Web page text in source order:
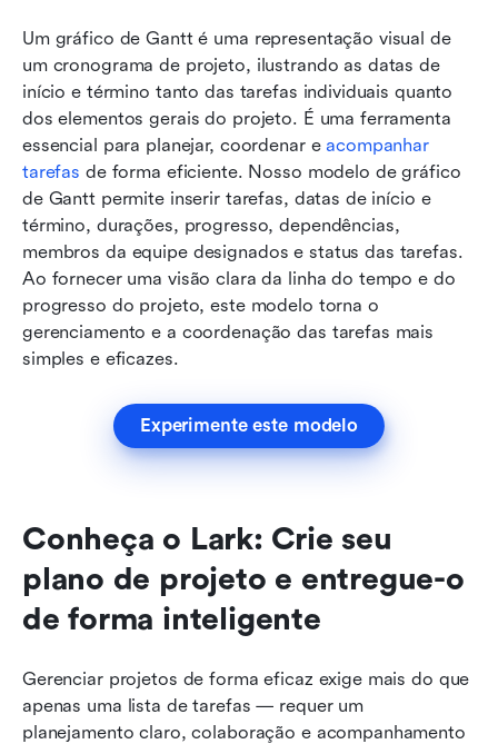
Um gráfico de Gantt é uma representação visual de
um cronograma de projeto, ilustrando as datas de
início e término tanto das tarefas individuais quanto
dos elementos gerais do projeto. É uma ferramenta
essencial para planejar, coordenar e acompanhar
tarefas de forma eficiente. Nosso modelo de gráfico
de Gantt permite inserir tarefas, datas de início e
término, durações, progresso, dependências,
membros da equipe designados e status das tarefas.
Ao fornecer uma visão clara da linha do tempo e do
progresso do projeto, este modelo torna o
gerenciamento e a coordenação das tarefas mais
simples e eficazes.
Experimente este modelo
Conheça o Lark: Crie seu
plano de projeto e entregue-o
de forma inteligente
Gerenciar projetos de forma eficaz exige mais do que
apenas uma lista de tarefas — requer um
planejamento claro, colaboração e acompanhamento